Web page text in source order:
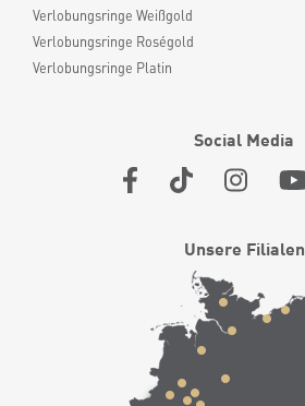
Verlobungsringe Weißgold
Verlobungsringe Roségold
Verlobungsringe Platin
Social Media
Unsere Filialen